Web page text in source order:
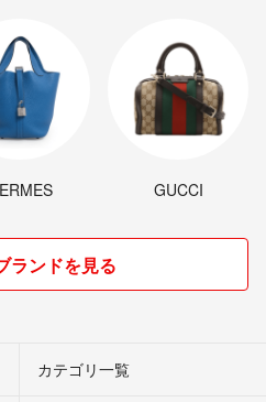
GUCCI
ランドを見る
カテゴリ一覧